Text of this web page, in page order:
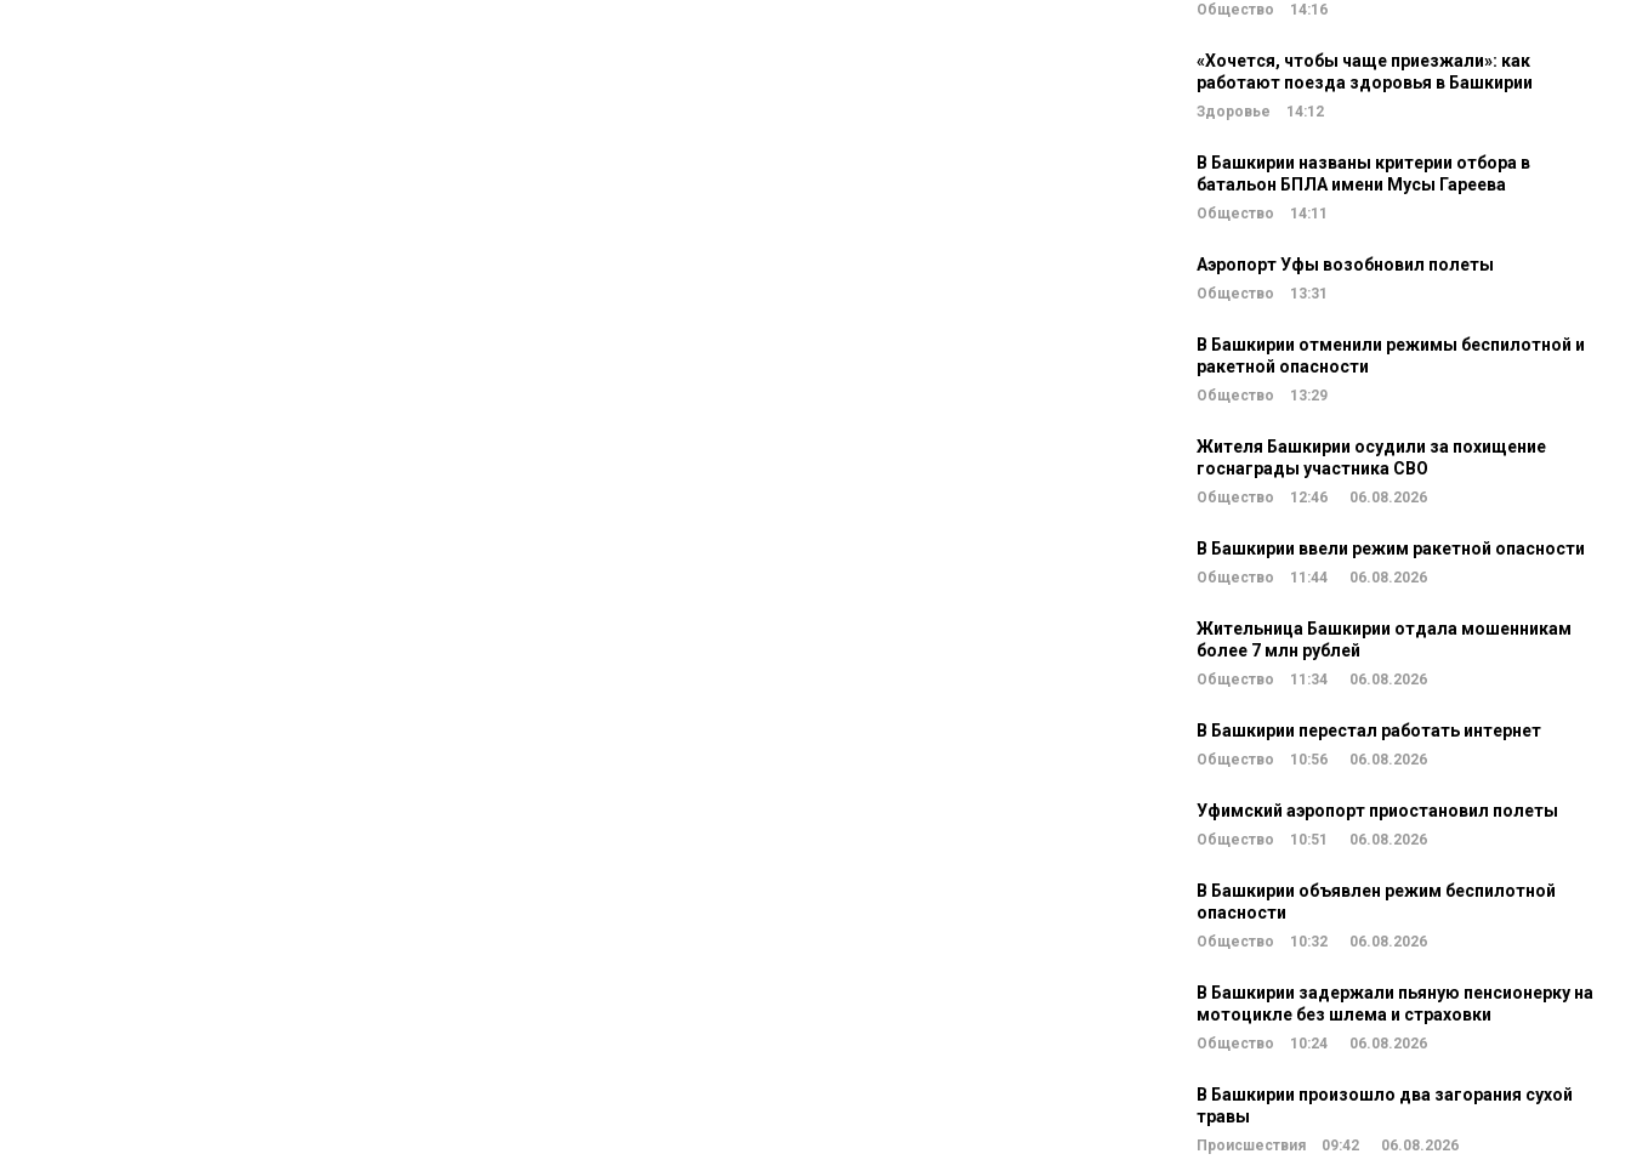
Общество 14:16
«Хочется, чтобы чаще приезжали»: как
работают поезда здоровья в Башкирии
Здоровье 14:12
В Башкирии названы критерии отбора в
батальон БПЛА имени Мусы Гареева
Общество 14:11
Аэропорт Уфы возобновил полеты
Общество 13:31
В Башкирии отменили режимы беспилотной и
ракетной опасности
Общество 13:29
Жителя Башкирии осудили за похищение
госнаграды участника СВО
Общество 12:46 06.08.2026
В Башкирии ввели режим ракетной опасности
Общество 11:44 06.08.2026
Жительница Башкирии отдала мошенникам
более 7 млн рублей
Общество 11:34 06.08.2026
В Башкирии перестал работать интернет
Общество 10:56 06.08.2026
Уфимский аэропорт приостановил полеты
Общество 10:51 06.08.2026
В Башкирии объявлен режим беспилотной
опасности
Общество 10:32 06.08.2026
В Башкирии задержали пьяную пенсионерку на
мотоцикле без шлема и страховки
Общество 10:24 06.08.2026
В Башкирии произошло два загорания сухой
травы
Происшествия 09:42 06.08.2026